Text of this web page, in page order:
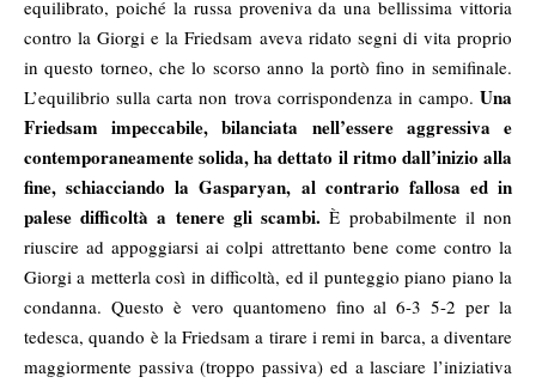
equilibrato, poiché la russa proveniva da una bellissima vittoria
contro la Giorgi e la Friedsam aveva ridato segni di vita proprio
in questo torneo, che lo scorso anno la portò fino in semifinale.
L’equilibrio sulla carta non trova corrispondenza in campo. Una
Friedsam impeccabile, bilanciata nell’essere aggressiva e
contemporaneamente solida, ha dettato il ritmo dall’inizio alla
fine, schiacciando la Gasparyan, al contrario fallosa ed in
palese difficoltà a tenere gli scambi. È probabilmente il non
riuscire ad appoggiarsi ai colpi attrettanto bene come contro la
Giorgi a metterla così in difficoltà, ed il punteggio piano piano la
condanna. Questo è vero quantomeno fino al 6-3 5-2 per la
tedesca, quando è la Friedsam a tirare i remi in barca, a diventare
maggiormente passiva (troppo passiva) ed a lasciare l’iniziativa